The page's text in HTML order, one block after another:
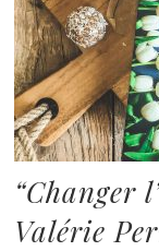
“Changer
Valérie